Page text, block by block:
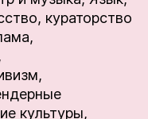
кураторство
культуры,